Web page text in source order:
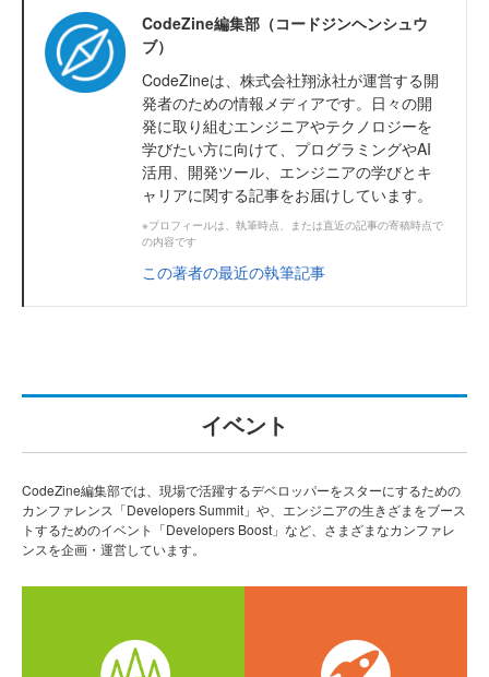
CodeZine編集部（コードジンヘンシュウ
ブ）
CodeZineは、株式会社翔泳社が運営する開
発者のための情報メディアです。日々の開
発に取り組むエンジニアやテクノロジーを
学びたい方に向けて、プログラミングやAI
活用、開発ツール、エンジニアの学びとキ
ャリアに関する記事をお届けしています。
※プロフィールは、執筆時点、または直近の記事の寄稿時点で
の内容です
この著者の最近の執筆記事
イベント
CodeZine編集部では、現場で活躍するデベロッパーをスターにするための
カンファレンス「Developers Summit」や、エンジニアの生きざまをブース
トするためのイベント「Developers Boost」など、さまざまなカンファレ
ンスを企画・運営しています。